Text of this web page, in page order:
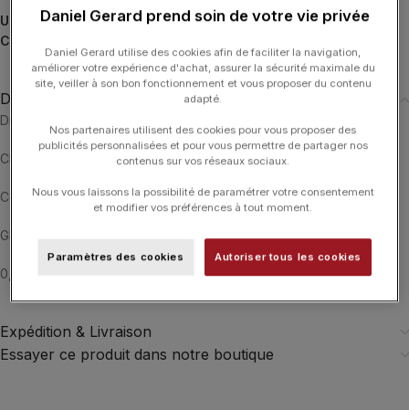
UGS :
2195092302
Catégorie :
Description
Diamant rond brillant de 0.40 carats.
Clarté : VVS2 / Couleur : F
Certificat GIA en photo avec caractéristiques.
GIA REPORT NUMBER 2195092302
0,40 CT F VVS2 EXC VG VG NONE
Expédition & Livraison
Essayer ce produit dans notre boutique
Daniel Gerard prend soin de votre vie privée
Daniel Gerard utilise des cookies afin de faciliter la navigation,
améliorer votre expérience d'achat, assurer la sécurité maximale du
site, veiller à son bon fonctionnement et vous proposer du contenu
adapté.
Nos partenaires utilisent des cookies pour vous proposer des
publicités personnalisées et pour vous permettre de partager nos
contenus sur vos réseaux sociaux.
Nous vous laissons la possibilité de paramétrer votre consentement
et modifier vos préférences à tout moment.
Paramètres des cookies Autoriser tous les cookies